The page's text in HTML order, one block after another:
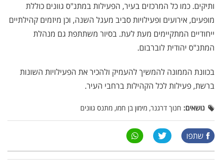
ותיקים. כמו כל המרכזים בעיר, הפעילות במתנ"ס גוונים כוללת
מופעים, אירועים ופעילויות סביב מעגל השנה, וכן מיזמים קהילתיים
ייחודיים המתקיימים מעת לעת. בסיור משתתפת גם מנהלת
המתנ"ס יהודית לוברבום.
בכוונת הממונה להמשיך להעמיק ולהכיר את הפעילויות השונות
ברשת, פעילות לכל הקהילות ברחבי העיר.
נושאים: חנוך דרגנר, מימון בן חמו, מתנס גוונים
שתפו